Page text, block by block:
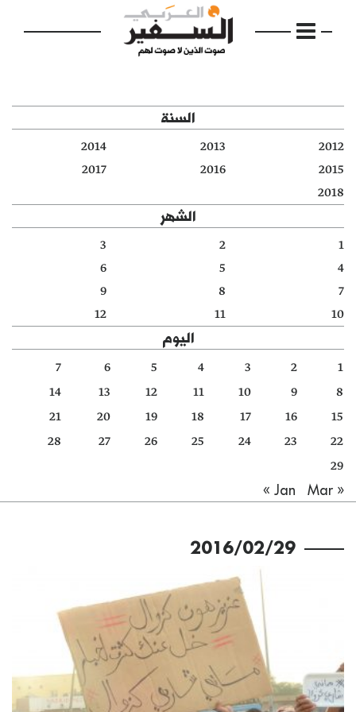
الرئيسية
مواضيع
دفاتر
الأرشيف
السنة
2012
2013
2014
2015
2016
2017
2018
الشهر
1
2
3
4
5
6
7
8
9
10
11
12
اليوم
1
2
3
4
5
6
7
8
9
10
11
12
13
14
15
16
17
18
19
20
21
22
23
24
25
26
27
28
29
« Jan
Mar »
2016/02/29